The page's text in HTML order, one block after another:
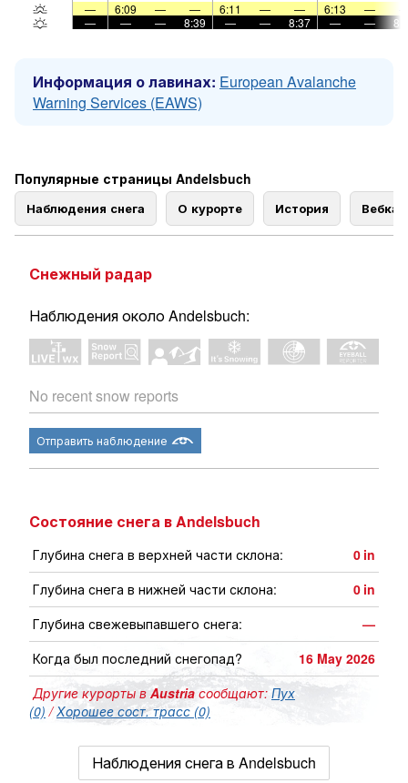
—
6:09 — — 6:11 — — 6:13 —
—
— — 8:39 — — 8:37 — —
Информация о лавинах: European Avalanche
Warning Services (EAWS)
Популярные страницы Andelsbuch
Наблюдения снега О курорте История
Снежный радар
Наблюдения около Andelsbuch:
No recent snow reports
Отправить наблюдение
Состояние снега в Andelsbuch
Глубина снега в верхней части склона: 0 in
Глубина снега в нижней части склона:
0 in
Глубина свежевыпавшего снега:
—
Когда был последний снегопад?
16 May 2026
Другие курорты вAustria сообщают: Пух
(0) /Хорошее сост. трасс (0)
Наблюдения снега в Andelsbuch